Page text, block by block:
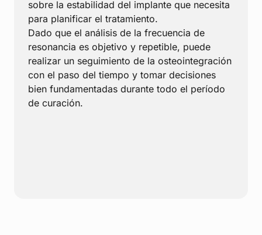
sobre la estabilidad del implante que necesita
para planificar el tratamiento.
Dado que el análisis de la frecuencia de
resonancia es objetivo y repetible, puede
realizar un seguimiento de la osteointegración
con el paso del tiempo y tomar decisiones
bien fundamentadas durante todo el período
de curación.